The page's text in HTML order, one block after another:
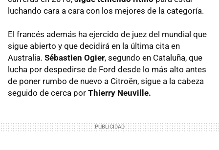
luchando cara a cara con los mejores de la categoría.
El francés además ha ejercido de juez del mundial que
sigue abierto y que decidirá en la última cita en
Australia. Sébastien Ogier, segundo en Cataluña, que
lucha por despedirse de Ford desde lo más alto antes
de poner rumbo de nuevo a Citroën, sigue a la cabeza
seguido de cerca por Thierry Neuville.